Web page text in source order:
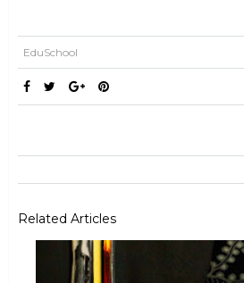
EduSchool
Related Articles